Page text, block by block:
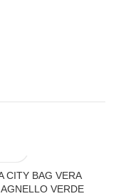
CITY BAG VERA
VERDE